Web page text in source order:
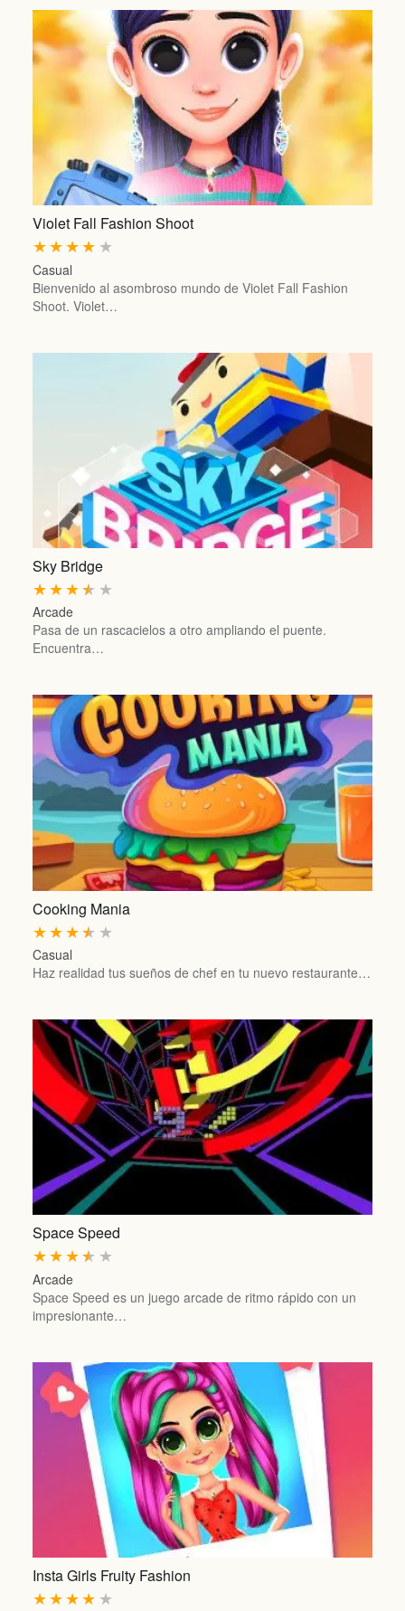
Violet Fall Fashion Shoot
★
★
★
★
★
Casual
Bienvenido al asombroso mundo de Violet Fall Fashion
Shoot. Violet…
Sky Bridge
★
★
★
★
★
Arcade
Pasa de un rascacielos a otro ampliando el puente.
Encuentra…
Cooking Mania
★
★
★
★
★
Casual
Haz realidad tus sueños de chef en tu nuevo restaurante…
Space Speed
★
★
★
★
★
Arcade
Space Speed es un juego arcade de ritmo rápido con un
impresionante…
Insta Girls Fruity Fashion
★
★
★
★
★